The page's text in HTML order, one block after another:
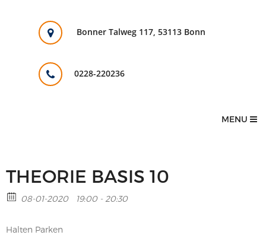
Bonner Talweg 117, 53113 Bonn
0228-220236
MENU
THEORIE BASIS 10
08-01-2020 19:00 - 20:30
Halten Parken